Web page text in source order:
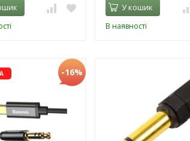
У кошик
В наявності
-16%